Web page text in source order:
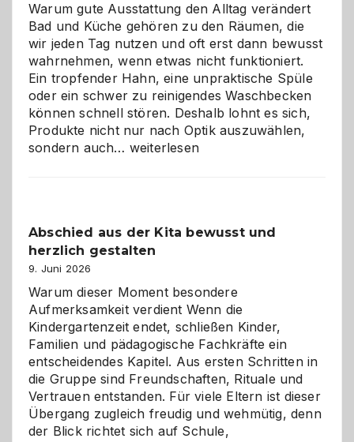
Warum gute Ausstattung den Alltag verändert
Bad und Küche gehören zu den Räumen, die
wir jeden Tag nutzen und oft erst dann bewusst
wahrnehmen, wenn etwas nicht funktioniert.
Ein tropfender Hahn, eine unpraktische Spüle
oder ein schwer zu reinigendes Waschbecken
können schnell stören. Deshalb lohnt es sich,
Produkte nicht nur nach Optik auszuwählen,
sondern auch… Bad
verstehen
weiterlesen
Abschied aus der Kita bewusst und
herzlich gestalten
9. Juni 2026
Warum dieser Moment besondere
Aufmerksamkeit verdient Wenn die
Kindergartenzeit endet, schließen Kinder,
Familien und pädagogische Fachkräfte ein
entscheidendes Kapitel. Aus ersten Schritten in
die Gruppe sind Freundschaften, Rituale und
Vertrauen entstanden. Für viele Eltern ist dieser
Übergang zugleich freudig und wehmütig, denn
der Blick richtet sich auf Schule,